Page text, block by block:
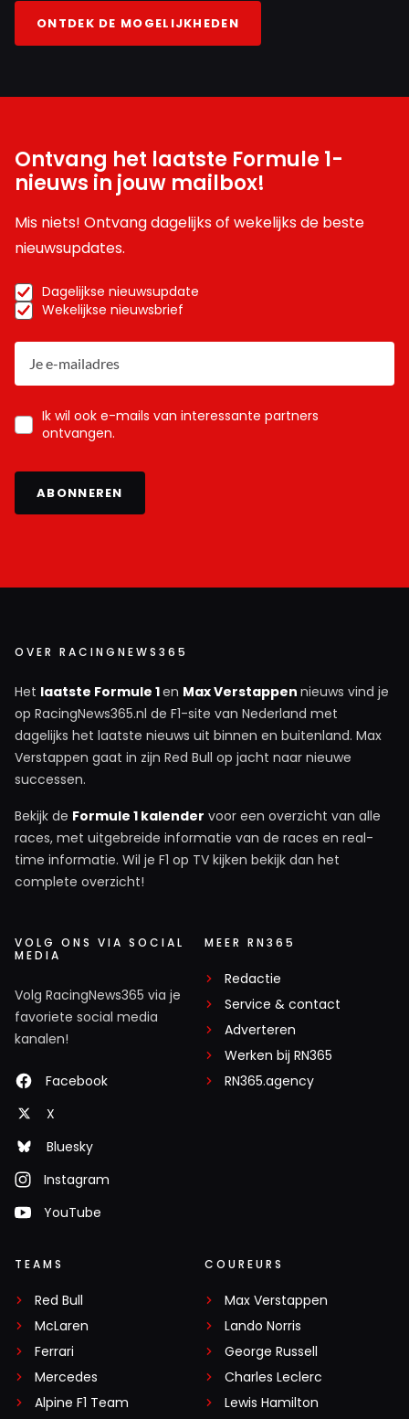
ONTDEK DE MOGELIJKHEDEN
Ontvang het laatste Formule 1-
nieuws in jouw mailbox!
Mis niets! Ontvang dagelijks of wekelijks de beste
nieuwsupdates.
Dagelijkse nieuwsupdate
Wekelijkse nieuwsbrief
Ik wil ook e-mails van interessante partners
ontvangen.
ABONNEREN
OVER RACINGNEWS365
Het laatste Formule 1en Max Verstappen nieuws vind je
op RacingNews365.nl de F1-site van Nederland met
dagelijks het laatste nieuws uit binnen en buitenland. Max
Verstappen gaat in zijn Red Bull op jacht naar nieuwe
successen.
Bekijk de Formule 1 kalender voor een overzicht van alle
races, met uitgebreide informatie van de races en real-
time informatie. Wil je F1 op TV kijken bekijk dan het
complete overzicht!
VOLG ONS VIA SOCIAL
MEDIA
Volg RacingNews365 via je
favoriete social media
kanalen!
Facebook
X
Bluesky
Instagram
YouTube
MEER RN365
Redactie
Service & contact
Adverteren
Werken bij RN365
RN365.agency
TEAMS
Red Bull
McLaren
Ferrari
Mercedes
Alpine F1 Team
COUREURS
Max Verstappen
Lando Norris
George Russell
Charles Leclerc
Lewis Hamilton